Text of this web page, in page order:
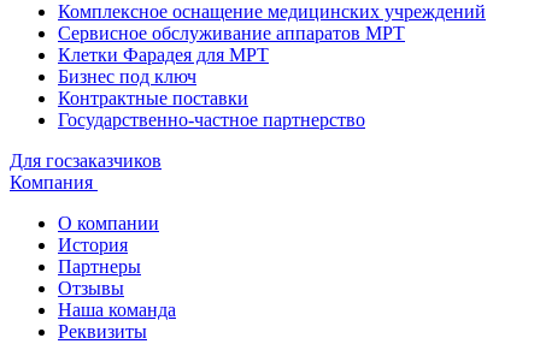
Комплексное оснащение медицинских учреждений
Сервисное обслуживание аппаратов МРТ
Клетки Фарадея для МРТ
Бизнес под ключ
Контрактные поставки
Государственно-частное партнерство
Для госзаказчиков
Компания
О компании
История
Партнеры
Отзывы
Наша команда
Реквизиты